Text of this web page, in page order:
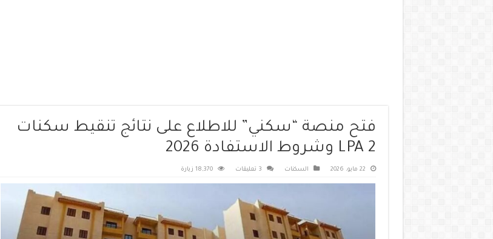
فتح منصة “سكني” للاطلاع على نتائج تنقيط سكنات
LPA 2 وشروط الاستفادة 2026
22 مايو، 2026 السكنات 3 تعليقات 18,370 زيارة